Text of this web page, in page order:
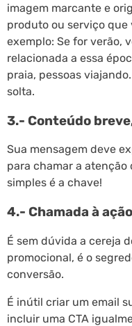
imagem marcante e
produto ou serviço que
exemplo: Se for verão,
relacionada a essa
praia, pessoas
solta.
3.- Conteúdo
Sua mensagem deve
para chamar a atenção
simples é a chave!
4.- Chamada à
É sem dúvida a cereja
promocional, é o
conversão.
É inútil criar um email
incluir uma CTA